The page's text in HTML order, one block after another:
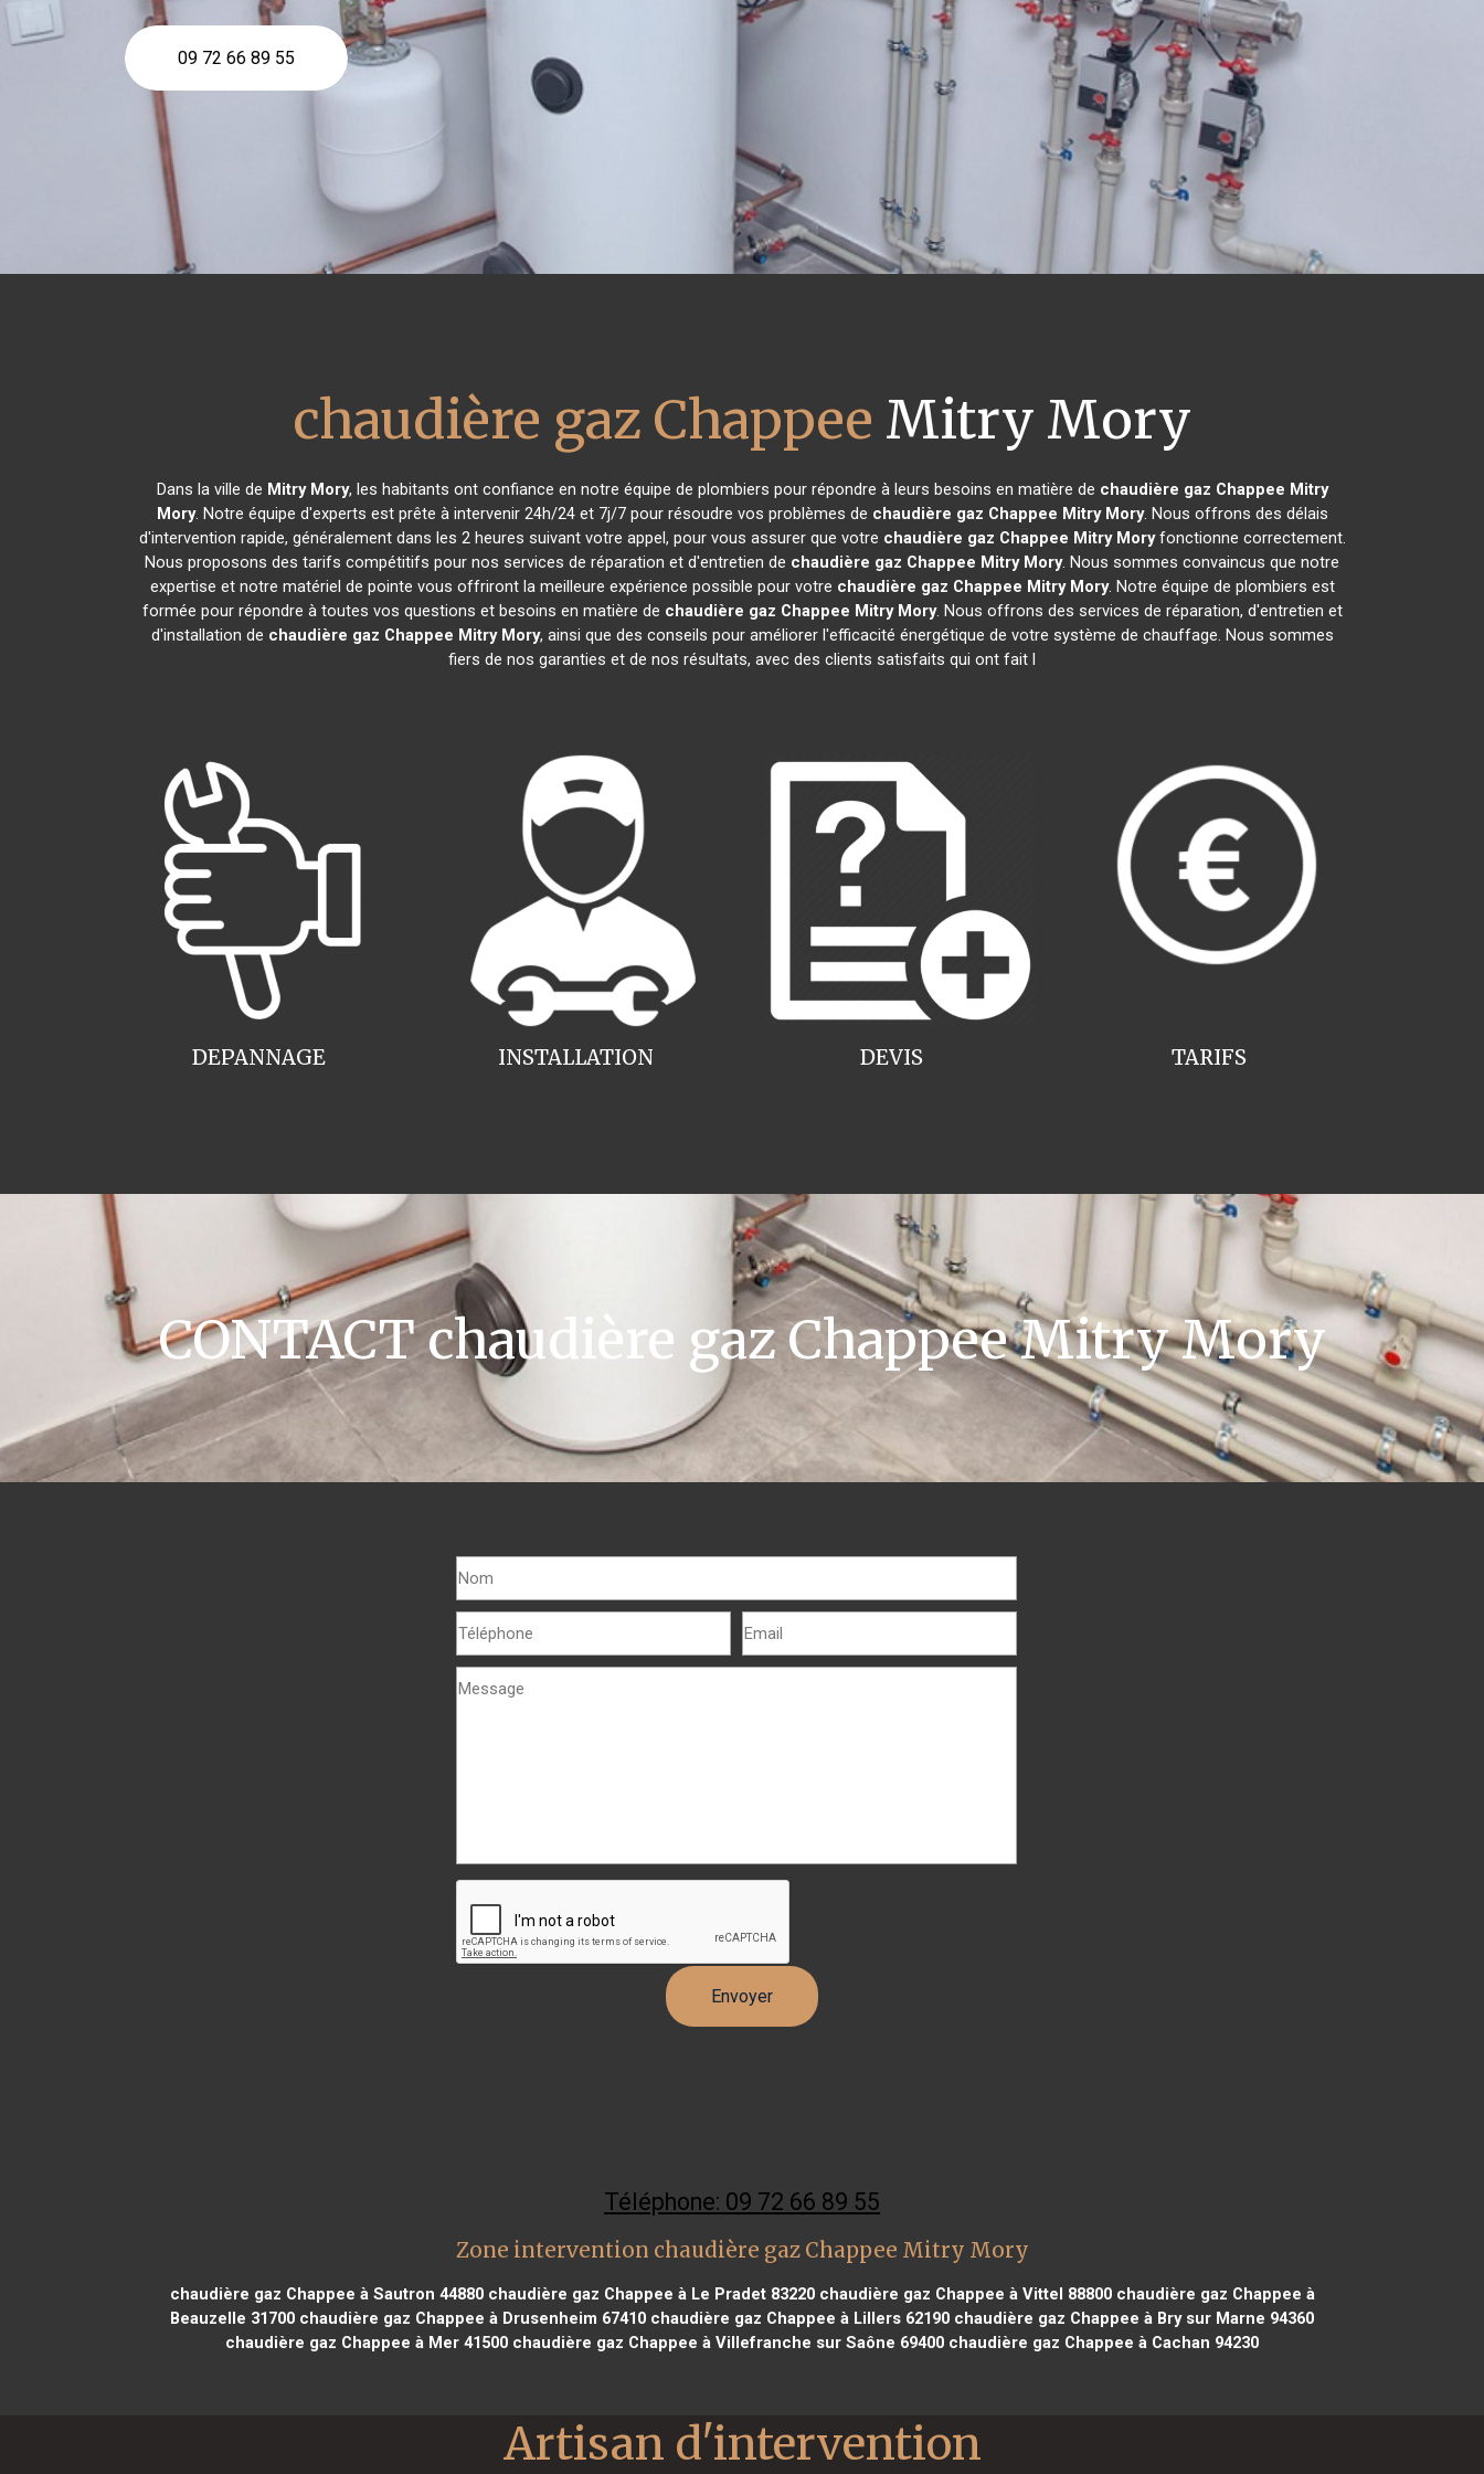
09 72 66 89 55
chaudière gaz Chappee Mitry Mory
Dans la ville de Mitry Mory, les habitants ont confiance en notre équipe de plombiers pour répondre à leurs besoins en matière de chaudière gaz Chappee Mitry
Mory. Notre équipe d'experts est prête à intervenir 24h/24 et 7j/7 pour résoudre vos problèmes de chaudière gaz Chappee Mitry Mory. Nous offrons des délais
d'intervention rapide, généralement dans les 2 heures suivant votre appel, pour vous assurer que votre chaudière gaz Chappee Mitry Moryfonctionne correctement.
Nous proposons des tarifs compétitifs pour nos services de réparation et d'entretien de chaudière gaz Chappee Mitry Mory. Nous sommes convaincus que notre
expertise et notre matériel de pointe vous offriront la meilleure expérience possible pour votre chaudière gaz Chappee Mitry Mory. Notre équipe de plombiers est
formée pour répondre à toutes vos questions et besoins en matière de chaudière gaz Chappee Mitry Mory. Nous offrons des services de réparation, d'entretien et
d'installation de chaudière gaz Chappee Mitry Mory, ainsi que des conseils pour améliorer l'efficacité énergétique de votre système de chauffage. Nous sommes
fiers de nos garanties et de nos résultats, avec des clients satisfaits qui ont fait l
INSTALLATION
DEPANNAGE TARIFS
DEVIS
CONTACT chaudière gaz Chappee Mitry Mory
Téléphone: 09 72 66 89 55
Zone intervention chaudière gaz Chappee Mitry Mory
chaudière gaz Chappee à Sautron 44880chaudière gaz Chappee à Le Pradet 83220chaudière gaz Chappee à Vittel 88800chaudière gaz Chappee à
Beauzelle 31700 chaudière gaz Chappee à Drusenheim 67410 chaudière gaz Chappee à Lillers 62190 chaudière gaz Chappee à Bry sur Marne 94360
chaudière gaz Chappee à Mer 41500 chaudière gaz Chappee à Villefranche sur Saône 69400 chaudière gaz Chappee à Cachan 94230
Artisan d'intervention